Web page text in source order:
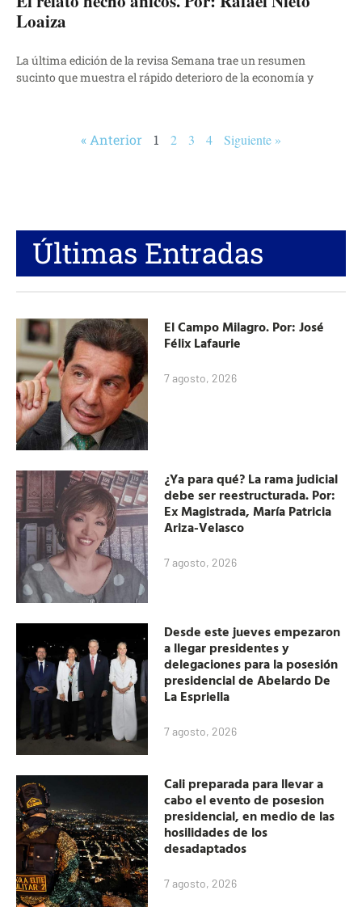
Loaiza
La última edición de la revisa Semana trae un resumen
sucinto que muestra el rápido deterioro de la economía y
« Anterior 1 2 3 4 Siguiente »
Últimas Entradas
El Campo Milagro. Por: José
Félix Lafaurie
7 agosto, 2026
¿Ya para qué? La rama judicial
debe ser reestructurada. Por:
Ex Magistrada, María Patricia
Ariza-Velasco
7 agosto, 2026
Desde este jueves empezaron
a llegar presidentes y
delegaciones para la posesión
presidencial de Abelardo De
La Espriella
7 agosto, 2026
Cali preparada para llevar a
cabo el evento de posesion
presidencial, en medio de las
hosilidades de los
desadaptados
7 agosto, 2026